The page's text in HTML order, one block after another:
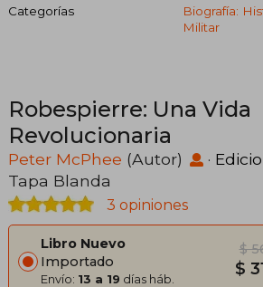
Categorías
Biografía:
Militar
Robespierre: Una Vida
Revolucionaria
Peter McPhee (Autor) ·
Tapa Blanda
3 opiniones
Libro Nuevo
Importado
Envío: 13 a 19 días háb.
$
$